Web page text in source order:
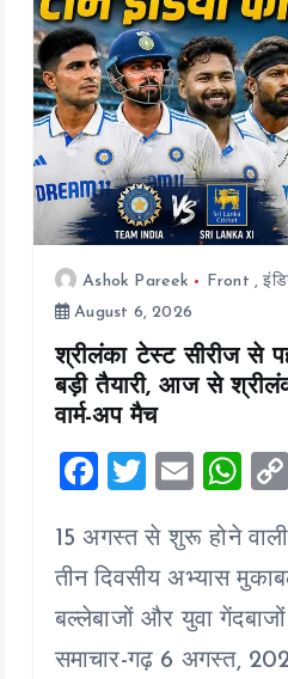
o
n
Ashok Pareek Front ,
August 6, 2026
श्रीलंका टेस्ट सीरीज से
बड़ी तैयारी, आज से
वार्म-अप मैच
F
ce
b
o
o
T
tt
er
E
ai
l
W
at
s
A
p
15 अगस्त से शुरू होने
तीन दिवसीय अभ्यास
बल्लेबाजों और युवा गेंदबाजों
समाचार-गढ़ 6 अगस्त,